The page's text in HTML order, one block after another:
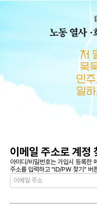
이메일 주소로 계정
아이디/비밀번호는 가입시 등록한
주소를 입력하고 "ID/PW 찾기" 버